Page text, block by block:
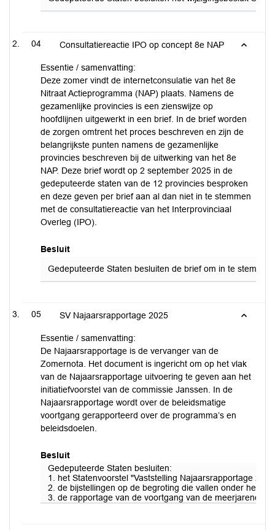
04 Consultatiereactie IPO op concept 8e NAP
Essentie / samenvatting:
Deze zomer vindt de internetconsulatie van het 8e
Nitraat Actieprogramma (NAP) plaats. Namens de
gezamenlijke provincies is een zienswijze op
hoofdlijnen uitgewerkt in een brief. In de brief worden
de zorgen omtrent het proces beschreven en zijn de
belangrijkste punten namens de gezamenlijke
provincies beschreven bij de uitwerking van het 8e
NAP. Deze brief wordt op 2 september 2025 in de
gedeputeerde staten van de 12 provincies besproken
en deze geven per brief aan al dan niet in te stemmen
met de consultatiereactie van het Interprovinciaal
Overleg (IPO).
Besluit
Gedeputeerde Staten besluiten de brief om in te
05 SV Najaarsrapportage 2025
Essentie / samenvatting:
De Najaarsrapportage is de vervanger van de
Zomernota. Het document is ingericht om op het vlak
van de Najaarsrapportage uitvoering te geven aan het
initiatiefvoorstel van de commissie Janssen. In de
Najaarsrapportage wordt over de beleidsmatige
voortgang gerapporteerd over de programma’s en
beleidsdoelen.
Besluit
Gedeputeerde Staten besluiten:
1. het Statenvoorstel "Vaststelling Najaarsrapportage
2. de bijstellingen op de begroting die vallen onder het
3. de rapportage van de voortgang van de